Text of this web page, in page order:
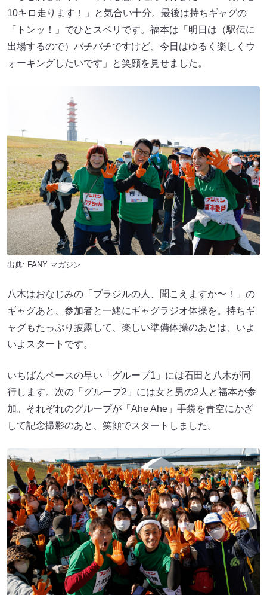
10キロ走ります！」と気合い十分。最後は持ちギャグの
「トンッ！」でひとスベリです。福本は「明日は（駅伝に
出場するので）バチバチですけど、今日はゆるく楽しくウ
ォーキングしたいです」と笑顔を見せました。
出典: FANY マガジン
八木はおなじみの「ブラジルの人、聞こえますか〜！」の
ギャグあと、参加者と一緒にギャグラジオ体操を。持ちギ
ャグもたっぷり披露して、楽しい準備体操のあとは、いよ
いよスタートです。
いちばんペースの早い「グループ1」には石田と八木が同
行します。次の「グループ2」には女と男の2人と福本が参
加。それぞれのグループが「Ahe Ahe」手袋を青空にかざ
して記念撮影のあと、笑顔でスタートしました。